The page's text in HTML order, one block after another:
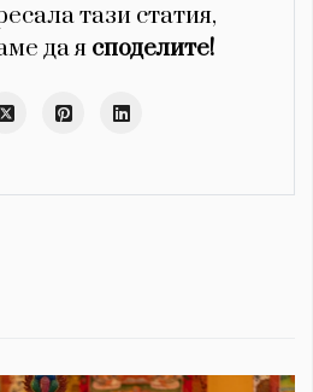
тази статия,
да я споделите!